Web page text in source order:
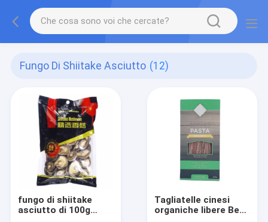
Fungo Di Shiitake Asciutto (12)
fungo di shiitake
asciutto di 100g
Tagliatelle cinesi
organiche libere Bean